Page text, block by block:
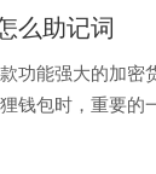
么助记词
功能强大的加密
钱包时，重要的